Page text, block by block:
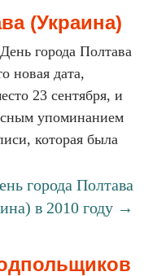
(Украина)
города Полтава
новая дата,
23 сентября, и
упоминанием
которая была
города Полтава
в 2010 году →